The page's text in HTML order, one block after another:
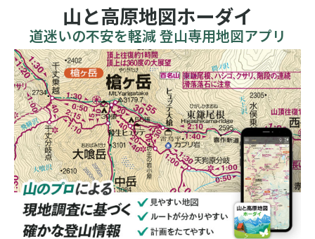
山と高原地図ホーダイ
道迷いの不安を軽減 登山専用地図アプリ